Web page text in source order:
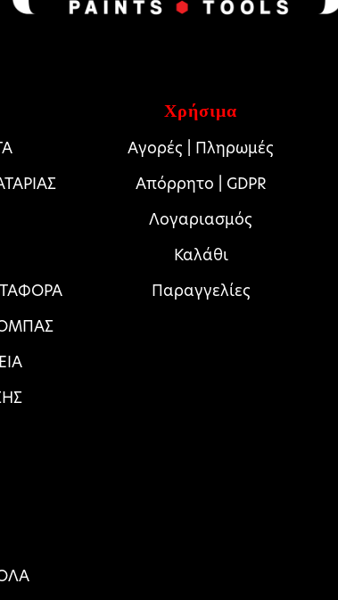
Χρήσιμα
Αγορές | Πληρωμές
Απόρρητο | GDPR
Λογαριασμός
Καλάθι
Παραγγελίες